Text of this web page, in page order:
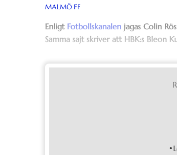
MALMÖ FF
Enligt Fotbollskanalen jagas Colin
Samma sajt skriver att HBK:s Bleon